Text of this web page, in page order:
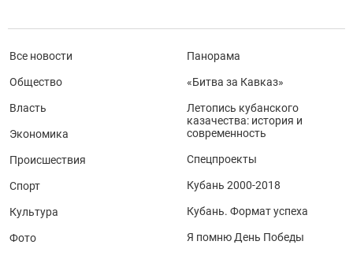
Все новости
Общество
Власть
Экономика
Происшествия
Спорт
Культура
Фото
Панорама
«Битва за Кавказ»
Летопись кубанского
казачества: история и
современность
Спецпроекты
Кубань 2000-2018
Кубань. Формат успеха
Я помню День Победы